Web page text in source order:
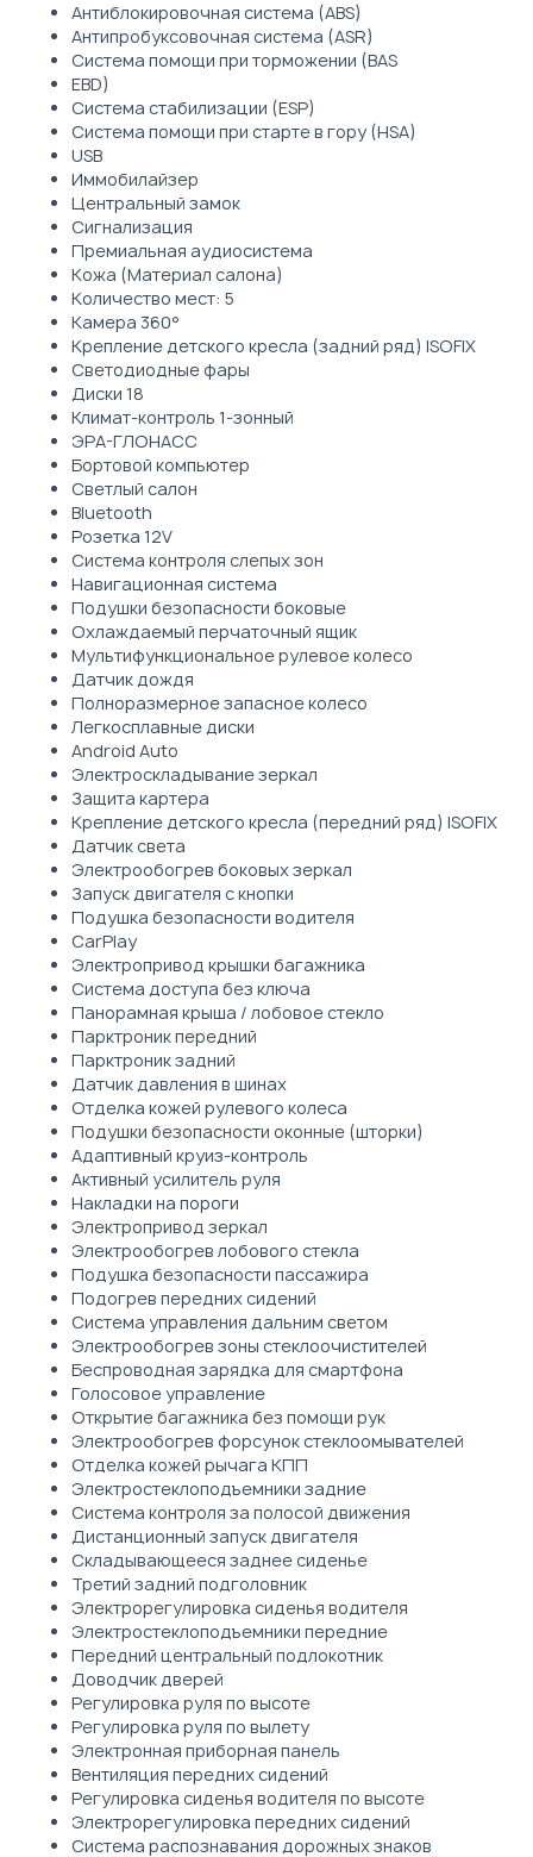
Антиблокировочная система (ABS)
Антипробуксовочная система (ASR)
Система помощи при торможении (BAS
EBD)
Система стабилизации (ESP)
Система помощи при старте в гору (HSA)
USB
Иммобилайзер
Центральный замок
Сигнализация
Премиальная аудиосистема
Кожа (Материал салона)
Количество мест: 5
Камера 360°
Крепление детского кресла (задний ряд) ISOFIX
Светодиодные фары
Диски 18
Климат-контроль 1-зонный
ЭРА-ГЛОНАСС
Бортовой компьютер
Светлый салон
Bluetooth
Розетка 12V
Система контроля слепых зон
Навигационная система
Подушки безопасности боковые
Охлаждаемый перчаточный ящик
Мультифункциональное рулевое колесо
Датчик дождя
Полноразмерное запасное колесо
Легкосплавные диски
Android Auto
Электроскладывание зеркал
Защита картера
Крепление детского кресла (передний ряд) ISOFIX
Датчик света
Электрообогрев боковых зеркал
Запуск двигателя с кнопки
Подушка безопасности водителя
CarPlay
Электропривод крышки багажника
Система доступа без ключа
Панорамная крыша / лобовое стекло
Парктроник передний
Парктроник задний
Датчик давления в шинах
Отделка кожей рулевого колеса
Подушки безопасности оконные (шторки)
Адаптивный круиз-контроль
Активный усилитель руля
Накладки на пороги
Электропривод зеркал
Электрообогрев лобового стекла
Подушка безопасности пассажира
Подогрев передних сидений
Система управления дальним светом
Электрообогрев зоны стеклоочистителей
Беспроводная зарядка для смартфона
Голосовое управление
Открытие багажника без помощи рук
Электрообогрев форсунок стеклоомывателей
Отделка кожей рычага КПП
Электростеклоподъемники задние
Система контроля за полосой движения
Дистанционный запуск двигателя
Складывающееся заднее сиденье
Третий задний подголовник
Электрорегулировка сиденья водителя
Электростеклоподъемники передние
Передний центральный подлокотник
Доводчик дверей
Регулировка руля по высоте
Регулировка руля по вылету
Электронная приборная панель
Вентиляция передних сидений
Регулировка сиденья водителя по высоте
Электрорегулировка передних сидений
Система распознавания дорожных знаков